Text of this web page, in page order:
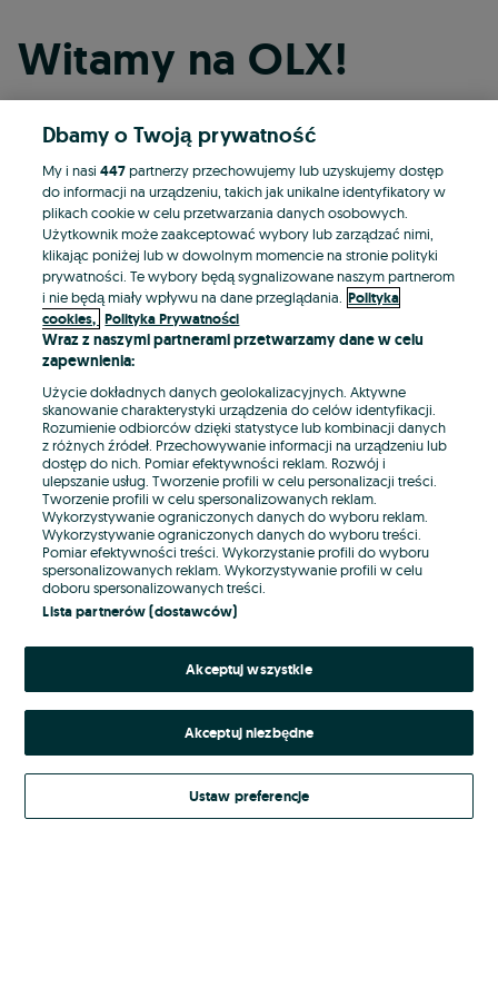
Witamy na OLX!
Kontynuuj przez Facebooka
Kontynuuj przez konto Apple
Kontynuuj przez konto Google
LUB
E-mail
Hasło
Nie pamiętasz hasła?
Zaloguj się
Kontynuując za pośrednictwem jednego z dostawców wskazanych powyżej,
Regulamin serwisuOLX.pl w jego aktualnym brzmieniu.
Dbamy o Twoją prywatność
My i nasi447partnerzy przechowujemy lub uzyskujemy dostęp
do informacji na urządzeniu, takich jak unikalne identyfikatory w
plikach cookie w celu przetwarzania danych osobowych.
Użytkownik może zaakceptować wybory lub zarządzać nimi,
klikając poniżej lub w dowolnym momencie na stronie polityki
prywatności. Te wybory będą sygnalizowane naszym partnerom
i nie będą miały wpływu na dane przeglądania. Polityka
cookies, Polityka Prywatności
Wraz z naszymi partnerami przetwarzamy dane w celu
zapewnienia:
Użycie dokładnych danych geolokalizacyjnych. Aktywne
skanowanie charakterystyki urządzenia do celów identyfikacji.
Rozumienie odbiorców dzięki statystyce lub kombinacji danych
z różnych źródeł. Przechowywanie informacji na urządzeniu lub
dostęp do nich. Pomiar efektywności reklam. Rozwój i
ulepszanie usług. Tworzenie profili w celu personalizacji treści.
Tworzenie profili w celu spersonalizowanych reklam.
Wykorzystywanie ograniczonych danych do wyboru reklam.
Wykorzystywanie ograniczonych danych do wyboru treści.
Pomiar efektywności treści. Wykorzystanie profili do wyboru
spersonalizowanych reklam. Wykorzystywanie profili w celu
doboru spersonalizowanych treści.
Lista partnerów (dostawców)
Akceptuj wszystkie
Akceptuj niezbędne
Ustaw preferencje